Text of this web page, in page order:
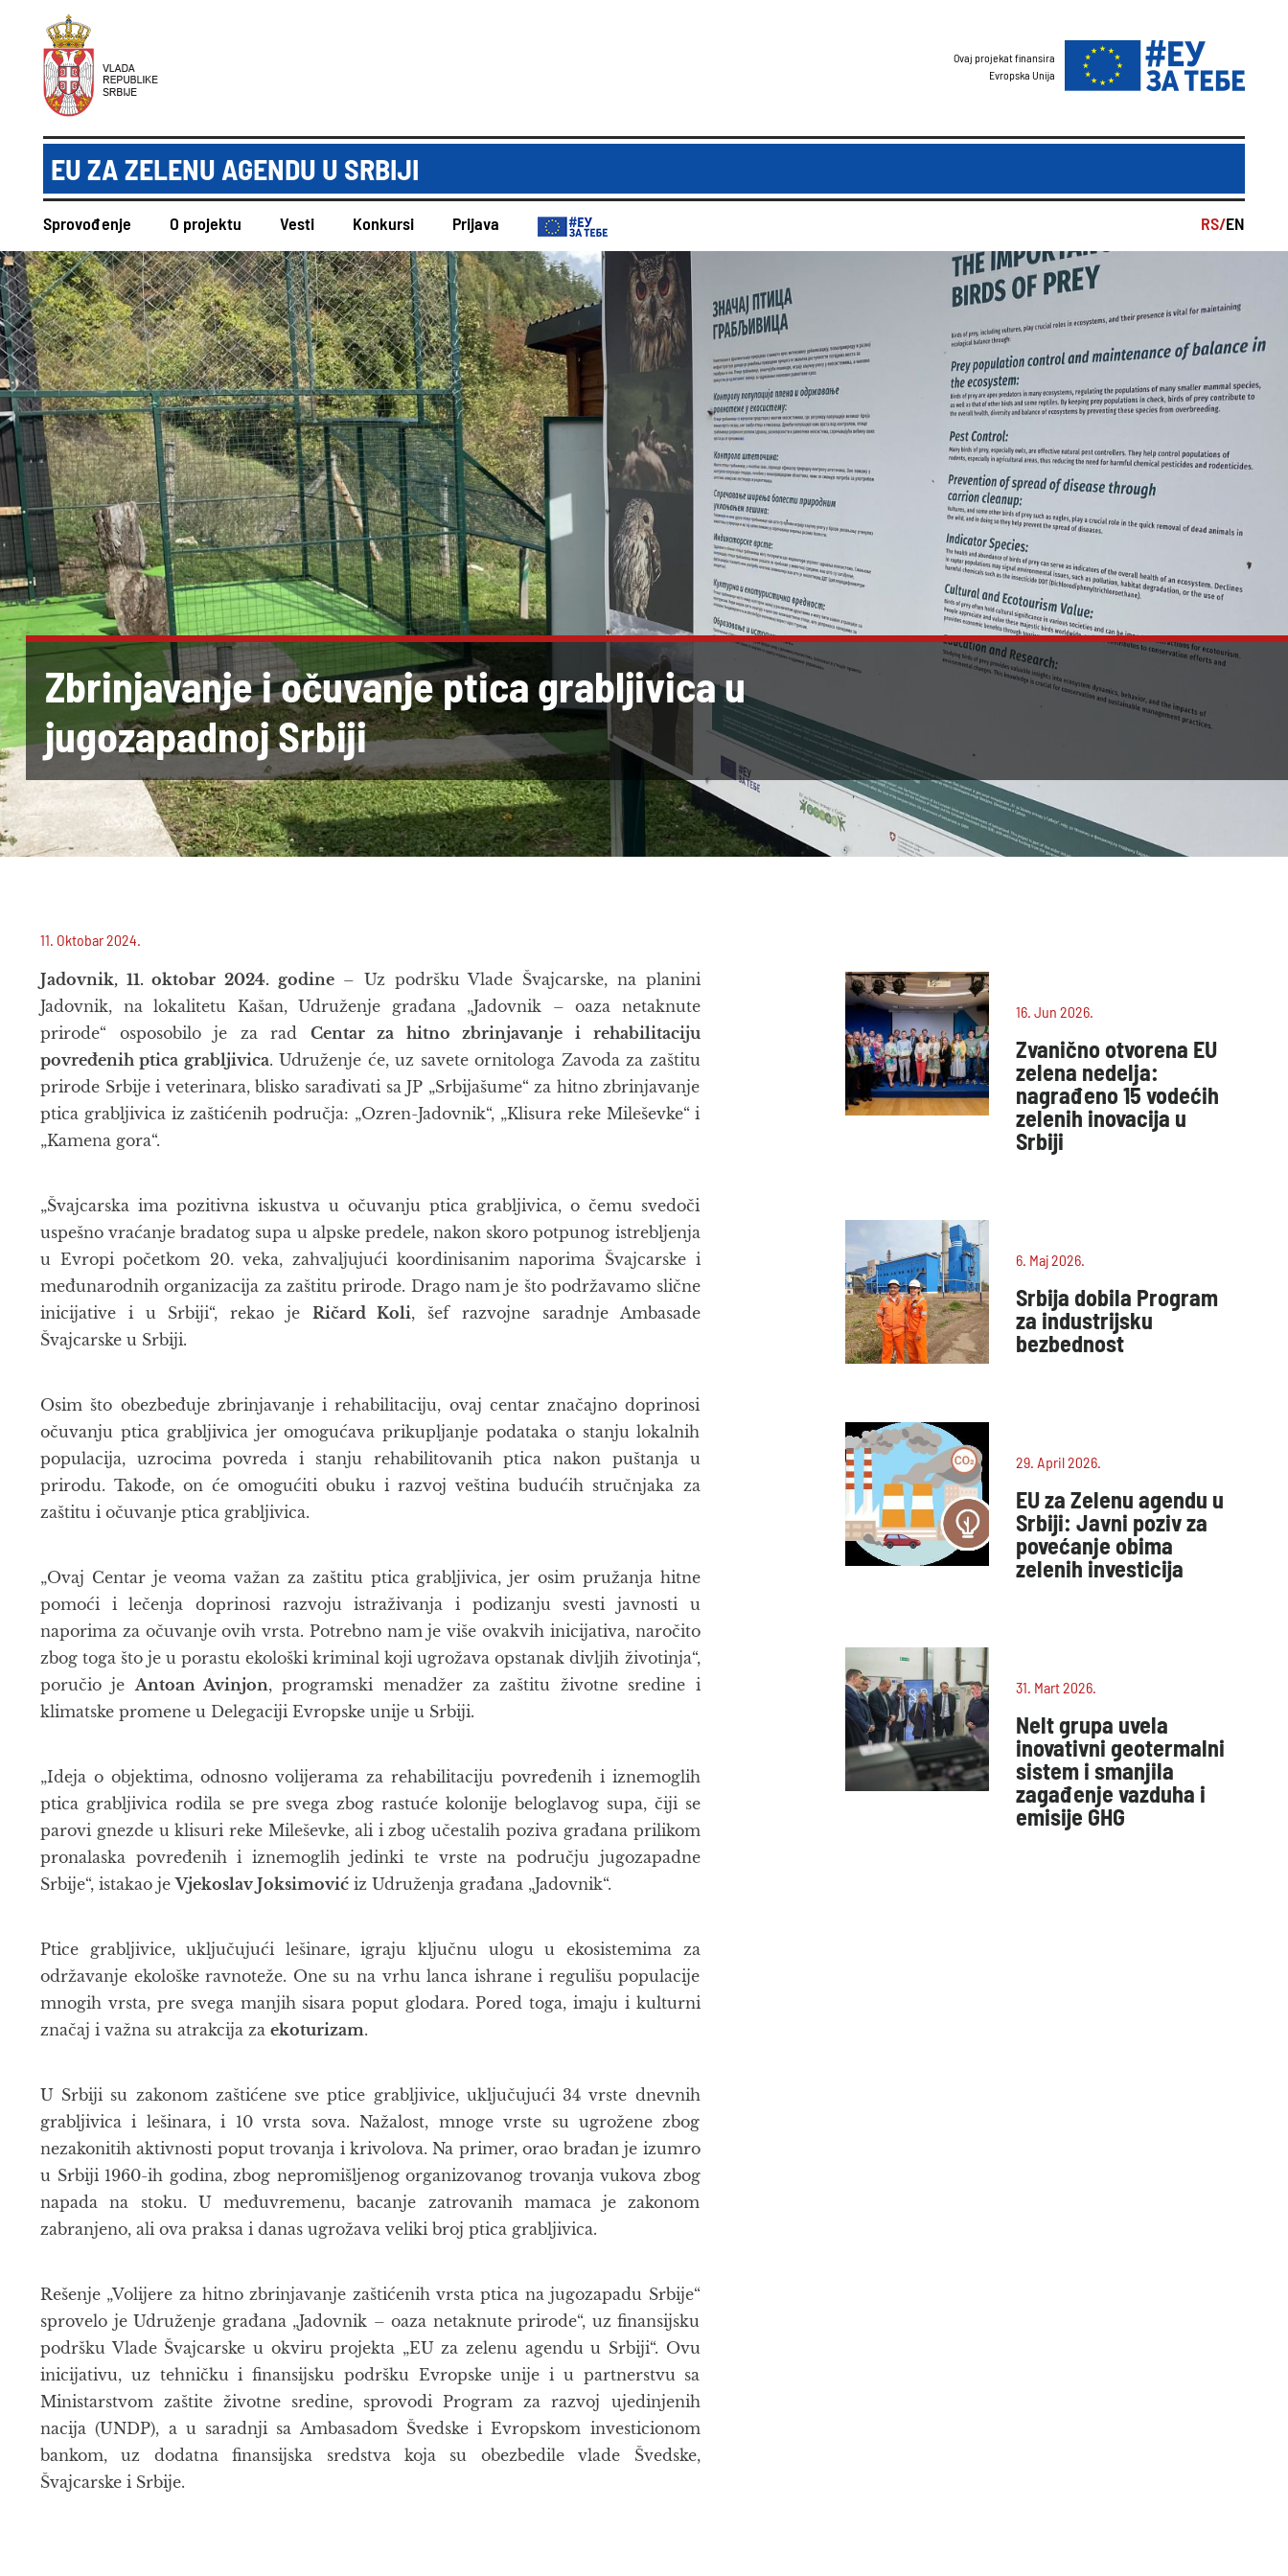
Ovaj projekat finansira
Evropska Unija
EU ZA ZELENU AGENDU U SRBIJI
Sprovođenje O projektu Vesti Konkursi Prijava RS/EN
Zbrinjavanje i očuvanje ptica grabljivica u
jugozapadnoj Srbiji
11. Oktobar 2024.
Jadovnik, 11. oktobar 2024. godine– Uz podršku Vlade Švajcarske, na planini
Jadovnik, na lokalitetu Kašan, Udruženje građana „Jadovnik – oaza netaknute
prirode“ osposobilo je za rad Centar za hitno zbrinjavanje i rehabilitaciju
povređenih ptica grabljivica. Udruženje će, uz savete ornitologa Zavoda za zaštitu
prirode Srbije i veterinara, blisko sarađivati sa JP „Srbijašume“ za hitno zbrinjavanje
ptica grabljivica iz zaštićenih područja: „Ozren-Jadovnik“, „Klisura reke Mileševke“ i
„Kamena gora“.
„Švajcarska ima pozitivna iskustva u očuvanju ptica grabljivica, o čemu svedoči
uspešno vraćanje bradatog supa u alpske predele, nakon skoro potpunog istrebljenja
u Evropi početkom 20. veka, zahvaljujući koordinisanim naporima Švajcarske i
međunarodnih organizacija za zaštitu prirode. Drago nam je što podržavamo slične
inicijative i u Srbiji“, rekao je Ričard Koli, šef razvojne saradnje Ambasade
Švajcarske u Srbiji.
Osim što obezbeđuje zbrinjavanje i rehabilitaciju, ovaj centar značajno doprinosi
očuvanju ptica grabljivica jer omogućava prikupljanje podataka o stanju lokalnih
populacija, uzrocima povreda i stanju rehabilitovanih ptica nakon puštanja u
prirodu. Takođe, on će omogućiti obuku i razvoj veština budućih stručnjaka za
zaštitu i očuvanje ptica grabljivica.
„Ovaj Centar je veoma važan za zaštitu ptica grabljivica, jer osim pružanja hitne
pomoći i lečenja doprinosi razvoju istraživanja i podizanju svesti javnosti u
naporima za očuvanje ovih vrsta. Potrebno nam je više ovakvih inicijativa, naročito
zbog toga što je u porastu ekološki kriminal koji ugrožava opstanak divljih životinja“,
poručio je Antoan Avinjon, programski menadžer za zaštitu životne sredine i
klimatske promene u Delegaciji Evropske unije u Srbiji.
„Ideja o objektima, odnosno volijerama za rehabilitaciju povređenih i iznemoglih
ptica grabljivica rodila se pre svega zbog rastuće kolonije beloglavog supa, čiji se
parovi gnezde u klisuri reke Mileševke, ali i zbog učestalih poziva građana prilikom
pronalaska povređenih i iznemoglih jedinki te vrste na području jugozapadne
Srbije“, istakao jeVjekoslav Joksimović iz Udruženja građana „Jadovnik“.
Ptice grabljivice, uključujući lešinare, igraju ključnu ulogu u ekosistemima za
održavanje ekološke ravnoteže. One su na vrhu lanca ishrane i regulišu populacije
mnogih vrsta, pre svega manjih sisara poput glodara. Pored toga, imaju i kulturni
značaj i važna su atrakcija za ekoturizam.
U Srbiji su zakonom zaštićene sve ptice grabljivice, uključujući 34 vrste dnevnih
grabljivica i lešinara, i 10 vrsta sova. Nažalost, mnoge vrste su ugrožene zbog
nezakonitih aktivnosti poput trovanja i krivolova. Na primer, orao brađan je izumro
u Srbiji 1960-ih godina, zbog nepromišljenog organizovanog trovanja vukova zbog
napada na stoku. U međuvremenu, bacanje zatrovanih mamaca je zakonom
zabranjeno, ali ova praksa i danas ugrožava veliki broj ptica grabljivica.
Rešenje „Volijere za hitno zbrinjavanje zaštićenih vrsta ptica na jugozapadu Srbije“
sprovelo je Udruženje građana „Jadovnik – oaza netaknute prirode“, uz finansijsku
podršku Vlade Švajcarske u okviru projekta „EU za zelenu agendu u Srbiji“. Ovu
inicijativu, uz tehničku i finansijsku podršku Evropske unije i u partnerstvu sa
Ministarstvom zaštite životne sredine, sprovodi Program za razvoj ujedinjenih
nacija (UNDP), a u saradnji sa Ambasadom Švedske i Evropskom investicionom
bankom, uz dodatna finansijska sredstva koja su obezbedile vlade Švedske,
Švajcarske i Srbije.
16. Jun 2026.
Zvanično otvorena EU
zelena nedelja:
nagrađeno 15 vodećih
zelenih inovacija u
Srbiji
6. Maj 2026.
Srbija dobila Program
za industrijsku
bezbednost
29. April 2026.
EU za Zelenu agendu u
Srbiji: Javni poziv za
povećanje obima
zelenih investicija
31. Mart 2026.
Nelt grupa uvela
inovativni geotermalni
sistem i smanjila
zagađenje vazduha i
emisije GHG